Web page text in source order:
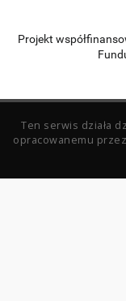
Projekt
Ten serwis działa
opracowanemu przez